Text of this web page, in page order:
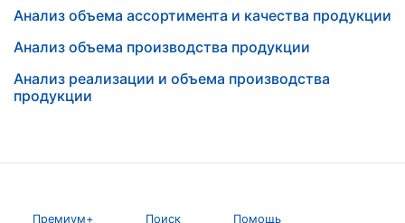
Анализ объема ассортимента и качества продукции
Анализ объема производства продукции
Анализ реализации и объема производства
продукции
Премиум+ Поиск Помощь